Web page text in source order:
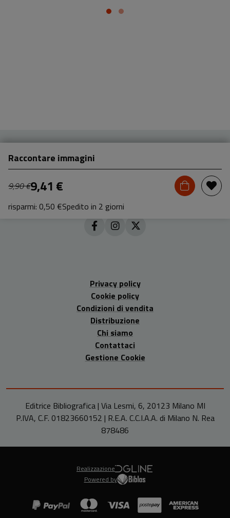
Raccontare immagini
9,90 €9,41 €
risparmi: 0,50 €Spedito in 2 giorni
Privacy policy
Cookie policy
Condizioni di vendita
Distribuzione
Chi siamo
Contattaci
Gestione Cookie
Editrice Bibliografica | Via Lesmi, 6, 20123 Milano MI
P.IVA, C.F. 01823660152 | R.E.A. C.C.I.A.A. di Milano N. Rea
878486
Realizzazione
Powered by